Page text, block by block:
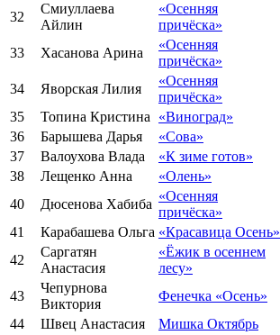
32
Смиуллаева
Айлин
«Осенняя
причёска»
33 Хасанова Арина
«Осенняя
причёска»
34 Яворская Лилия
«Осенняя
причёска»
35
Топина Кристина «Виноград»
36
Барышева Дарья «Сова»
37
Валоухова Влада «К зиме готов»
38
Лещенко Анна «Олень»
40
Дюсенова Хабиба
«Осенняя
причёска»
41
Карабашева Ольга «Красавица Осень»
42
Саргатян
Анастасия
«Ёжик в осеннем
лесу»
43
Чепурнова
Виктория
Фенечка «Осень»
44
Швец Анастасия Мишка Октябрь